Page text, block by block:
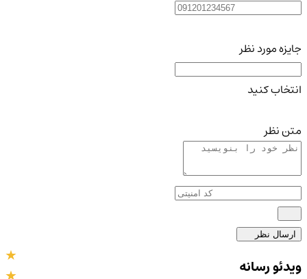
جایزه مورد نظر
انتخاب کنید
متن نظر
ارسال نظر
ویدئو رسانه